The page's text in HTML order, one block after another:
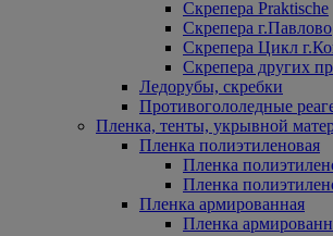
Скрепера Praktische
Скрепера г.Павлово
Скрепера Цикл
Скрепера других
Ледорубы, скребки
Противогололедные
Пленка, тенты, укрывной
Пленка полиэтиленовая
Пленка
Пленка
Пленка армированная
Пленка